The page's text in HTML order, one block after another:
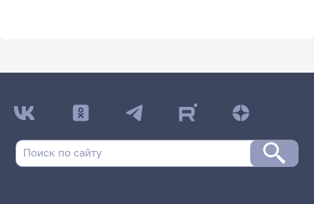
ДАТА ПОСЛЕДНЕГО ОБНОВЛЕНИЯ:
НЕ ОБНОВЛЯЛОСЬ
Заочная форма обучения | 183 группа